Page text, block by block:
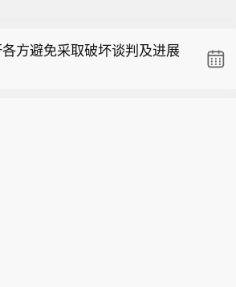
方避免采取破坏谈判及进展